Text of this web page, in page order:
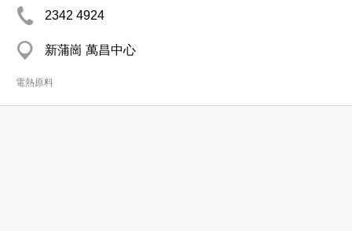
2342 4924
新蒲崗 萬昌中心
電熱原料